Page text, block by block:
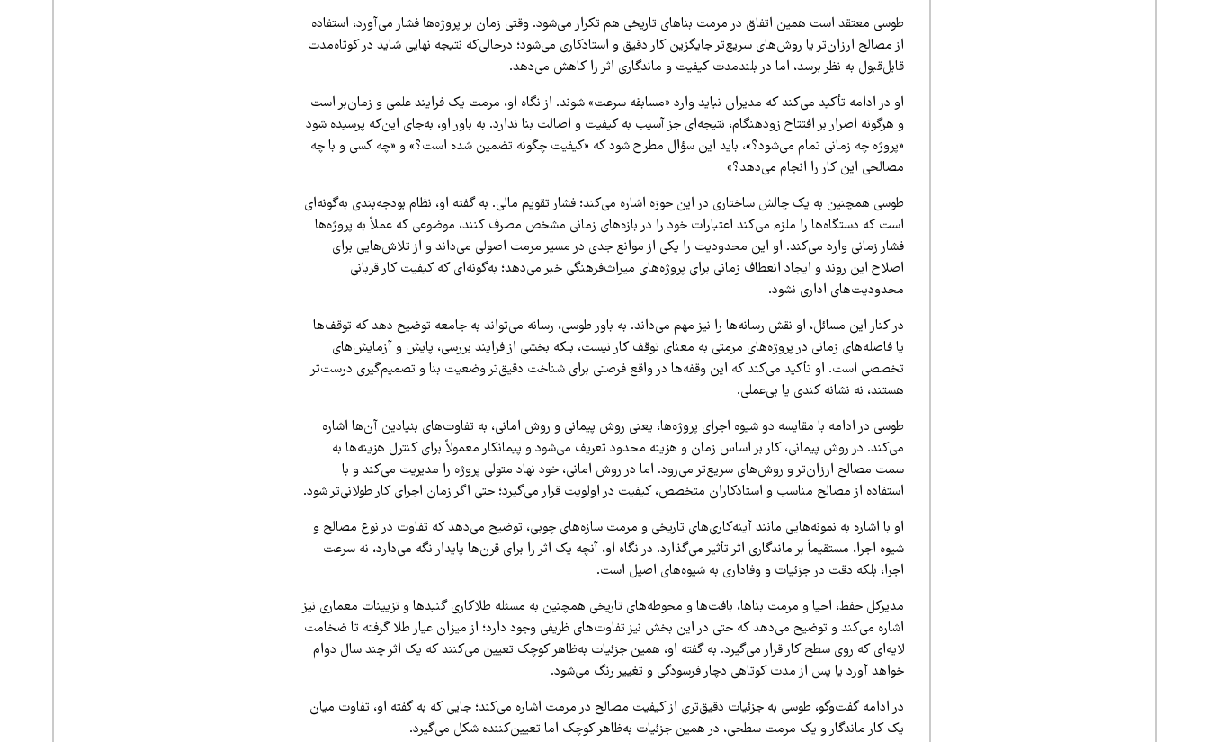
طوسی معتقد است همین اتفاق در مرمت بناهای تاریخی هم تکرار می‌شود. وقتی زمان بر پروژه‌ها فشار می‌آورد، استفاده
از مصالح ارزان‌تر یا روش‌های سریع‌تر جایگزین کار دقیق و استادکاری می‌شود؛ درحالی‌که نتیجه نهایی شاید در کوتاه‌مدت
قابل‌قبول به نظر برسد، اما در بلندمدت کیفیت و ماندگاری اثر را کاهش می‌دهد.
او در ادامه تأکید می‌کند که مدیران نباید وارد «مسابقه سرعت» شوند. از نگاه او، مرمت یک فرایند علمی و زمان‌بر است
و هرگونه اصرار بر افتتاح زودهنگام، نتیجه‌ای جز آسیب به کیفیت و اصالت بنا ندارد. به باور او، به‌جای این‌که پرسیده شود
«پروژه چه زمانی تمام می‌شود؟»، باید این سؤال مطرح شود که «کیفیت چگونه تضمین شده است؟» و «چه کسی و با چه
مصالحی این کار را انجام می‌دهد؟»
طوسی همچنین به یک چالش ساختاری در این حوزه اشاره می‌کند؛ فشار تقویم مالی. به گفته او، نظام بودجه‌بندی به‌گونه‌ای
است که دستگاه‌ها را ملزم می‌کند اعتبارات خود را در بازه‌های زمانی مشخص مصرف کنند، موضوعی که عملاً به پروژه‌ها
فشار زمانی وارد می‌کند. او این محدودیت را یکی از موانع جدی در مسیر مرمت اصولی می‌داند و از تلاش‌هایی برای
اصلاح این روند و ایجاد انعطاف زمانی برای پروژه‌های میراث‌فرهنگی خبر می‌دهد؛ به‌گونه‌ای که کیفیت کار قربانی
محدودیت‌های اداری نشود.
در کنار این مسائل، او نقش رسانه‌ها را نیز مهم می‌داند. به باور طوسی، رسانه می‌تواند به جامعه توضیح دهد که توقف‌ها
یا فاصله‌های زمانی در پروژه‌های مرمتی به معنای توقف کار نیست، بلکه بخشی از فرایند بررسی، پایش و آزمایش‌های
تخصصی است. او تأکید می‌کند که این وقفه‌ها در واقع فرصتی برای شناخت دقیق‌تر وضعیت بنا و تصمیم‌گیری درست‌تر
هستند، نه نشانه کندی یا بی‌عملی.
طوسی در ادامه با مقایسه دو شیوه اجرای پروژه‌ها، یعنی روش پیمانی و روش امانی، به تفاوت‌های بنیادین آن‌ها اشاره
می‌کند. در روش پیمانی، کار بر اساس زمان و هزینه محدود تعریف می‌شود و پیمانکار معمولاً برای کنترل هزینه‌ها به
سمت مصالح ارزان‌تر و روش‌های سریع‌تر می‌رود. اما در روش امانی، خود نهاد متولی پروژه را مدیریت می‌کند و با
استفاده از مصالح مناسب و استادکاران متخصص، کیفیت در اولویت قرار می‌گیرد؛ حتی اگر زمان اجرای کار طولانی‌تر شود.
او با اشاره به نمونه‌هایی مانند آینه‌کاری‌های تاریخی و مرمت سازه‌های چوبی، توضیح می‌دهد که تفاوت در نوع مصالح و
شیوه اجرا، مستقیماً بر ماندگاری اثر تأثیر می‌گذارد. در نگاه او، آنچه یک اثر را برای قرن‌ها پایدار نگه می‌دارد، نه سرعت
اجرا، بلکه دقت در جزئیات و وفاداری به شیوه‌های اصیل است.
مدیرکل حفظ، احیا و مرمت بناها، بافت‌ها و محوطه‌های تاریخی همچنین به مسئله طلاکاری گنبدها و تزیینات معماری نیز
اشاره می‌کند و توضیح می‌دهد که حتی در این بخش نیز تفاوت‌های ظریفی وجود دارد؛ از میزان عیار طلا گرفته تا ضخامت
لایه‌ای که روی سطح کار قرار می‌گیرد. به گفته او، همین جزئیات به‌ظاهر کوچک تعیین می‌کنند که یک اثر چند سال دوام
خواهد آورد یا پس از مدت کوتاهی دچار فرسودگی و تغییر رنگ می‌شود.
در ادامه گفت‌وگو، طوسی به جزئیات دقیق‌تری از کیفیت مصالح در مرمت اشاره می‌کند؛ جایی که به گفته او، تفاوت میان
یک کار ماندگار و یک مرمت سطحی، در همین جزئیات به‌ظاهر کوچک اما تعیین‌کننده شکل می‌گیرد.